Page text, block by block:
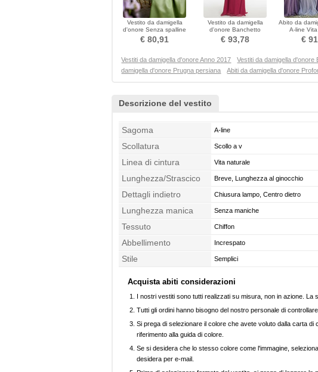
Vestito da damigella
d'onore Senza spalline
Saggio Corpo a mela
€ 80,91
Vestito da damigella
d'onore Banchetto
Monospalla Elegante
Guaina
€ 93,78
Abito da
A-line
Cavezza
€
Vestiti da damigella d'onore Anno 2017 Vestiti da damigella d'onore
damigella d'onore Prugna persiana
Abiti da damigella d'onore
Descrizione del vestito
Sagoma A-line
Scollatura Scollo a v
Linea di cintura Vita naturale
Lunghezza/Strascico Breve, Lunghezza al ginocchio
Dettagli indietro Chiusura lampo, Centro dietro
Lunghezza manica Senza maniche
Tessuto Chiffon
Abbellimento Increspato
Stile Semplici
Acquista abiti considerazioni
I nostri vestiti sono tutti realizzati su misura, non in azione. La
Tutti gli ordini hanno bisogno del nostro personale di
Si prega di selezionare il colore che avete voluto dalla carta
riferimento alla guida di colore.
Se si desidera che lo stesso colore come l'immagine,
desidera per e-mail.